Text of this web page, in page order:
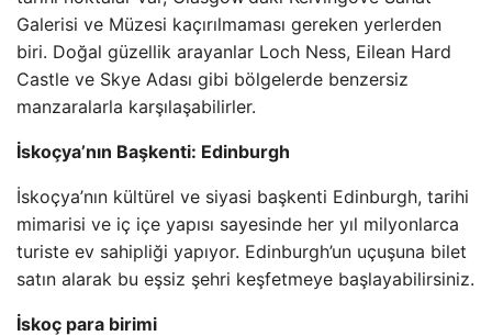
Galerisi ve Müzesi kaçırılmaması gereken yerlerden
biri. Doğal güzellik arayanlar Loch Ness, Eilean Hard
Castle ve Skye Adası gibi bölgelerde benzersiz
manzaralarla karşılaşabilirler.
İskoçya’nın Başkenti: Edinburgh
İskoçya’nın kültürel ve siyasi başkenti Edinburgh, tarihi
mimarisi ve iç içe yapısı sayesinde her yıl milyonlarca
turiste ev sahipliği yapıyor. Edinburgh’un uçuşuna bilet
satın alarak bu eşsiz şehri keşfetmeye başlayabilirsiniz.
İskoç para birimi